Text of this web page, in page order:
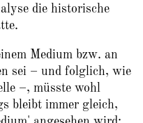
die historische
Medium bzw. an
sei – und folglich, wie
–, müsste wohl
bleibt immer gleich,